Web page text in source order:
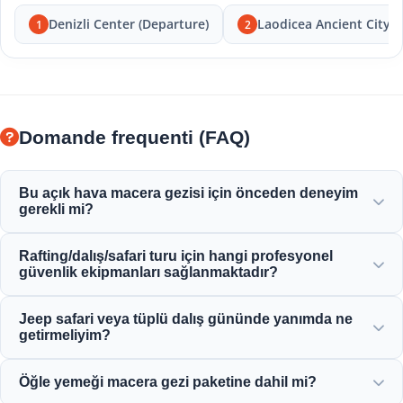
1 Denizli Center (Departure) 2 Laodicea Ancient City
Domande frequenti (FAQ)
Bu açık hava macera gezisi için önceden deneyim
gerekli mi?
rafting, dalış veya safari aktiviteleri boyunca size tam
talimatlar verir ve size eşlik eder.
Rafting/dalış/safari turu için hangi profesyonel
güvenlik ekipmanları sağlanmaktadır?
ve tam donanımlı macera araçları da dahil olmak üzere
tüm sertifikalı güvenlik ekipmanlarını sağlıyoruz.
Jeep safari veya tüplü dalış gününde yanımda ne
getirmeliyim?
sandalet, güneş kremi, güneş gözlüğü ve yedek kıyafet
Öğle yemeği macera gezi paketine dahil mi?